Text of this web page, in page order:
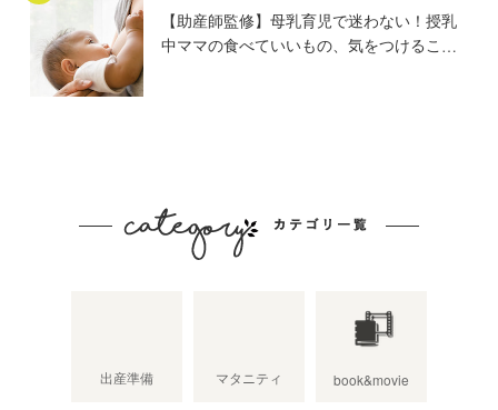
【助産師監修】母乳育児で迷わない！授乳
中ママの食べていいもの、気をつけること
出産準備 マタニティ book&movie